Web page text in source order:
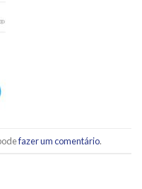
fazer um comentário.